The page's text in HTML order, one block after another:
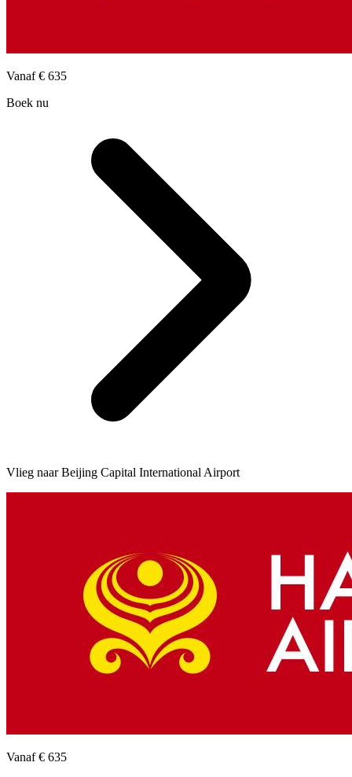
Vanaf€ 635
Boek nu
Vlieg naar Beijing Capital International Airport
Vanaf€ 635